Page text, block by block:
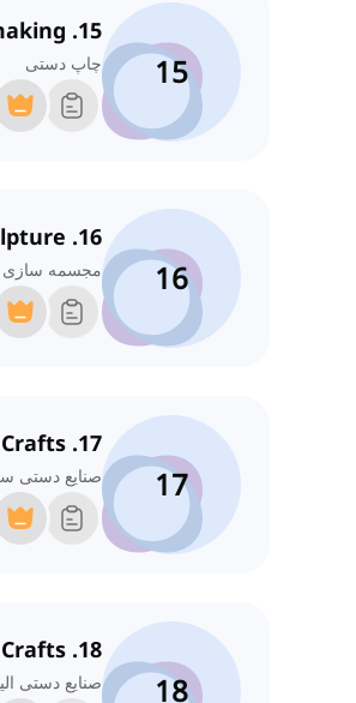
15
15. Printmaking
چاپ دستی
16
16. Sculpture
مجسمه سازی
17
17. Ceramics and Glass Crafts
صنایع دستی
18
18. Fiber and Textile Crafts
صنایع دستی